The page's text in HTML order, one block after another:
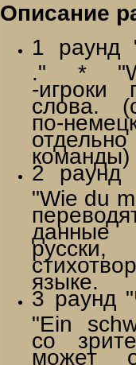
Описание
1 раунд
." *
-игроки
слова.
по-
команды)
2 раунд
"Wie du
данные
языке.
3 раунд
"Ein
со
может